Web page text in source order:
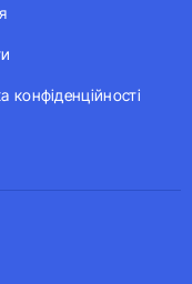
конфіденційності